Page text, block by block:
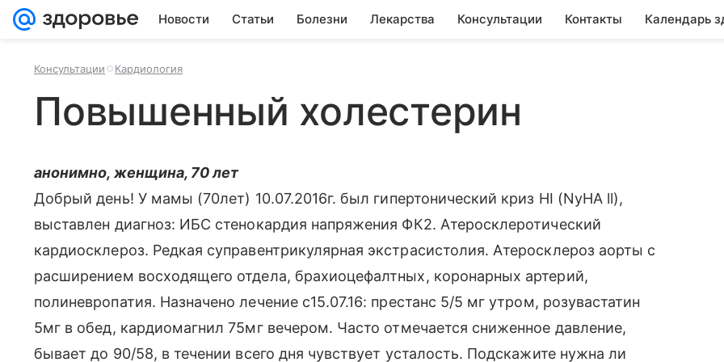
Новости Статьи Болезни Лекарства Консультации Контакты Календарь
Консультации Кардиология
Повышенный холестерин
анонимно, женщина, 70 лет
Добрый день! У мамы (70лет) 10.07.2016г. был гипертонический криз HI (NyHA ll),
выставлен диагноз: ИБС стенокардия напряжения ФК2. Атеросклеротический
кардиосклероз. Редкая суправентрикулярная экстрасистолия. Атеросклероз аорты с
расширением восходящего отдела, брахиоцефалтных, коронарных артерий,
полиневропатия. Назначено лечение с15.07.16: престанс 5/5 мг утром, розувастатин
5мг в обед, кардиомагнил 75мг вечером. Часто отмечается сниженное давление,
бывает до 90/58, в течении всего дня чувствует усталость. Подскажите нужна ли